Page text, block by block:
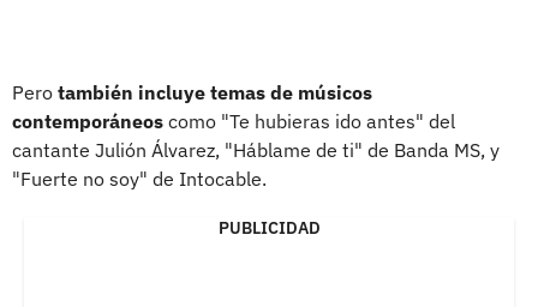
Pero también incluye temas de músicos
contemporáneos como "Te hubieras ido antes" del
cantante Julión Álvarez, "Háblame de ti" de Banda MS, y
"Fuerte no soy" de Intocable.
PUBLICIDAD